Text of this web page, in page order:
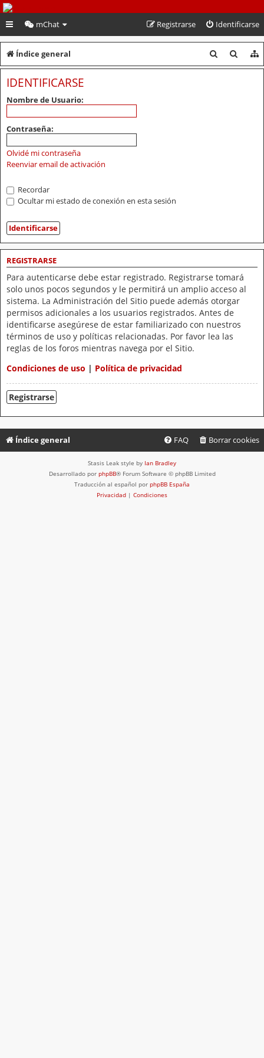
PeruVoley.com
mChat Identificarse
Registrarse
Índice general
u
u
IDENTIFICARSE
Nombre de Usuario:
Contraseña:
Olvidé mi contraseña
Reenviar email de activación
Recordar
Ocultar mi estado de conexión en esta sesión
REGISTRARSE
Para autenticarse debe estar registrado. Registrarse tomará
solo unos pocos segundos y le permitirá un amplio acceso al
sistema. La Administración del Sitio puede además otorgar
permisos adicionales a los usuarios registrados. Antes de
identificarse asegúrese de estar familiarizado con nuestros
términos de uso y políticas relacionadas. Por favor lea las
reglas de los foros mientras navega por el Sitio.
Condiciones de uso | Política de privacidad
Registrarse
Índice general Borrar cookies
FAQ
Stasis Leak style by Ian Bradley
Desarrollado por phpBB® Forum Software © phpBB Limited
Traducción al español por phpBB España
Privacidad | Condiciones